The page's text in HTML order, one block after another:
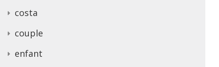
costa
couple
enfant